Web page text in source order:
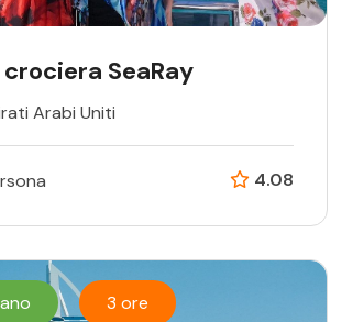
SeaRay
Arabi Uniti
4.08
3 ore